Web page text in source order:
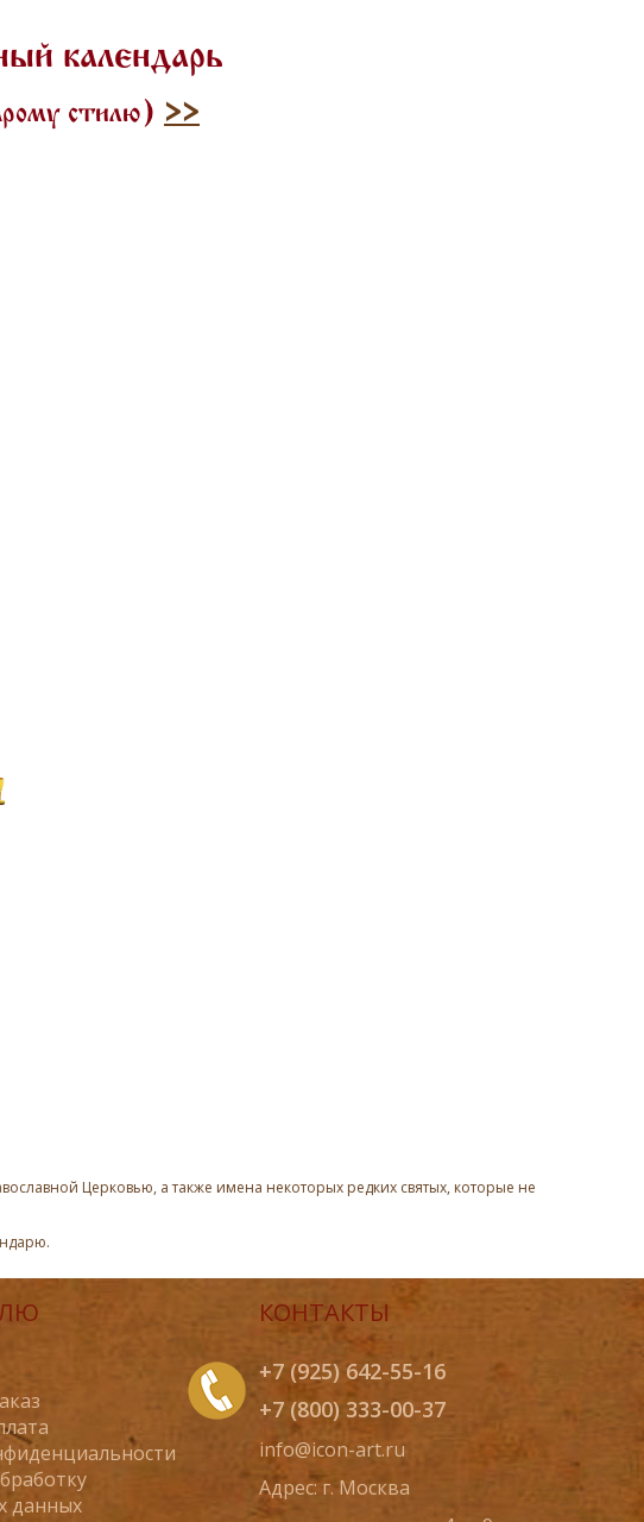
календарь
стилю) >>
Церковью, а также имена некоторых редких святых, которые не
данных
КОНТАКТЫ
+7 (925) 642-55-16
+7 (800) 333-00-37
info@icon-art.ru
Адрес: г. Москва